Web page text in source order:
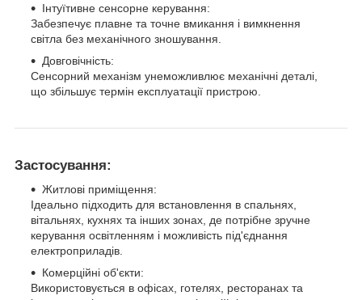
Інтуїтивне сенсорне керування:
Забезпечує плавне та точне вмикання і вимкнення
світла без механічного зношування.
Довговічність:
Сенсорний механізм унеможливлює механічні деталі,
що збільшує термін експлуатації пристрою.
Застосування:
Житлові приміщення:
Ідеально підходить для встановлення в спальнях,
вітальнях, кухнях та інших зонах, де потрібне зручне
керування освітленням і можливість під'єднання
електроприладів.
Комерційні об'єкти:
Використовується в офісах, готелях, ресторанах та